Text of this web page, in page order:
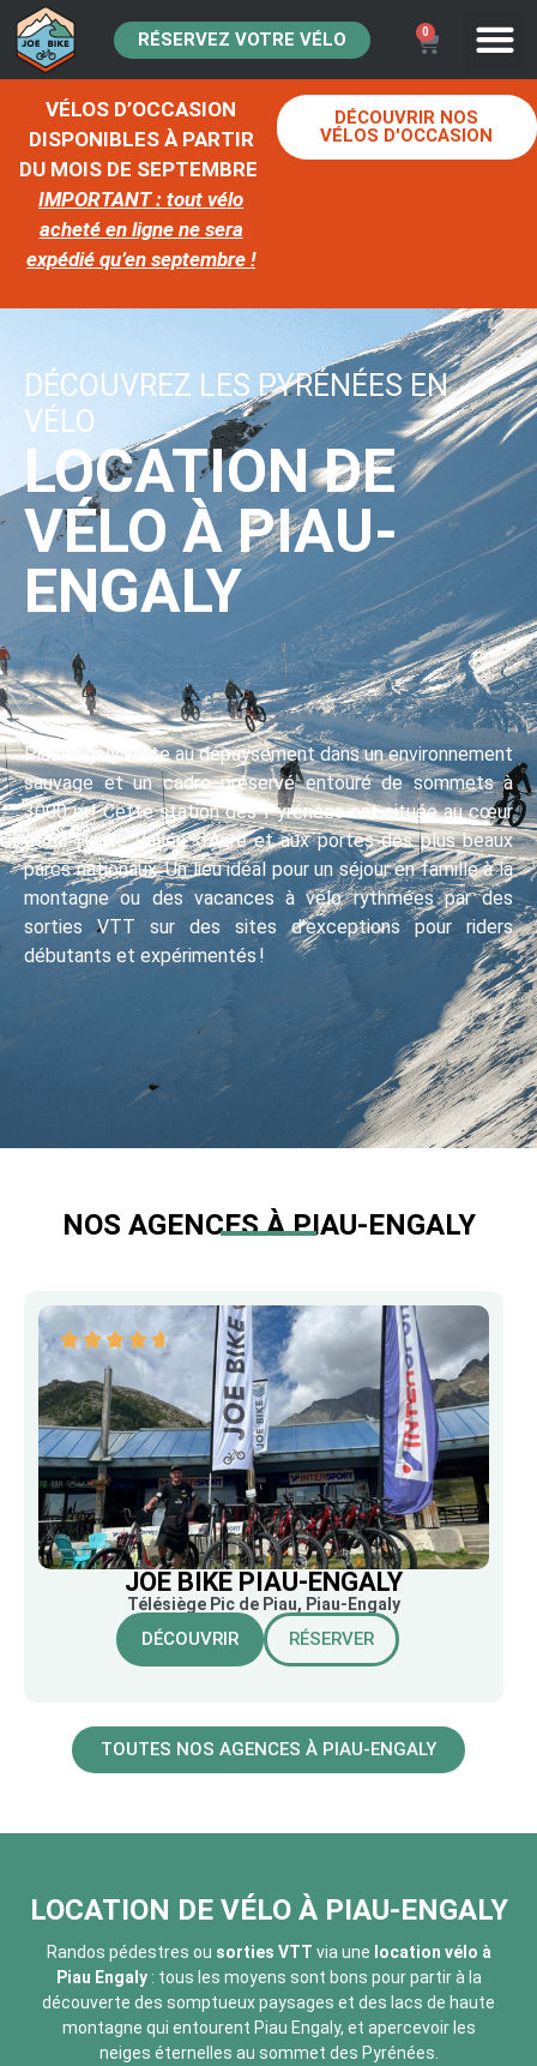
0
RÉSERVEZ VOTRE VÉLO
VÉLOS D’OCCASION
DISPONIBLES À PARTIR
DU MOIS DE SEPTEMBRE
IMPORTANT : tout vélo
acheté en ligne ne sera
expédié qu’en septembre !
DÉCOUVRIR NOS
VÉLOS D'OCCASION
DÉCOUVREZ LES PYRÉNÉES EN
VÉLO
LOCATION DE
VÉLO À PIAU-
ENGALY
Piau Engaly invite au dépaysement dans un environnement
sauvage et un cadre préservé entouré de sommets à
3000 m ! Cette station des Pyrénées est située au cœur
de la Haute Vallée d’Aure et aux portes des plus beaux
parcs nationaux. Un lieu idéal pour un séjour en famille à la
montagne ou des vacances à vélo rythmées par des
sorties VTT sur des sites d’exceptions pour riders
débutants et expérimentés !
NOS AGENCES À PIAU-ENGALY
JOE BIKE PIAU-ENGALY
Télésiège Pic de Piau, Piau-Engaly
DÉCOUVRIR RÉSERVER
TOUTES NOS AGENCES À PIAU-ENGALY
LOCATION DE VÉLO À PIAU-ENGALY
Randos pédestres ou sorties VTT via une location vélo à
Piau Engaly: tous les moyens sont bons pour partir à la
découverte des somptueux paysages et des lacs de haute
montagne qui entourent Piau Engaly, et apercevoir les
neiges éternelles au sommet des Pyrénées.